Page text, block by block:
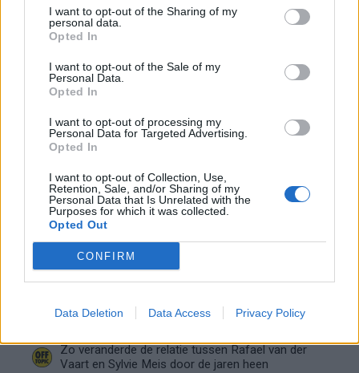
I want to opt-out of the Sharing of my
personal data.
Opted In
I want to opt-out of the Sale of my
Personal Data.
Opted In
I want to opt-out of processing my
Personal Data for Targeted Advertising.
Opted In
I want to opt-out of Collection, Use,
Retention, Sale, and/or Sharing of my
Personal Data that Is Unrelated with the
Purposes for which it was collected.
Opted Out
CONFIRM
Data Deletion Data Access Privacy Policy
Ajax groeit onder Míchel, maar transfermarkt
blijft cruciaal
Ajax-talent Mohamed Abdalla schrijft Europese
geschiedenis
Shane Kluivert krijgt kans van Flick en begint in
de basis bij FC Barcelona
Servische media vergelijken Ajax-talent Abdellah
Ouazane met Lionel Messi
ruime zege op Vojvodina
Ajax - Vojvodina
Zo veranderde de relatie tussen Rafael van der
Vaart en Sylvie Meis door de jaren heen